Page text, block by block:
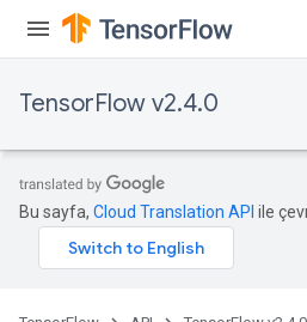
TensorFlow v2.4.0
Bu sayfa, Cloud Translation API ile